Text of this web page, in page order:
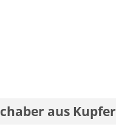
aus Kupfer